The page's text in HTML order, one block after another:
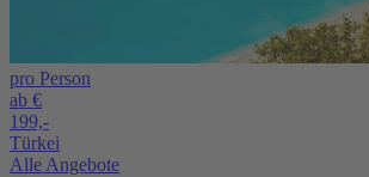
pro Person
ab €
199,-
Türkei
Alle Angebote